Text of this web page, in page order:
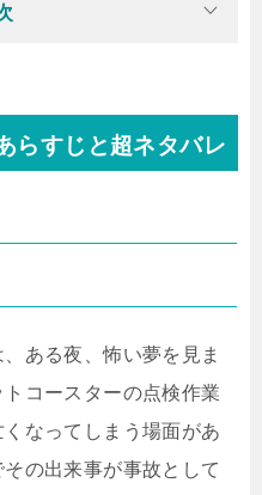
らすじと超ネタバレ
ある夜、怖い夢を見ま
コースターの点検作業
なってしまう場面があ
の出来事が事故として